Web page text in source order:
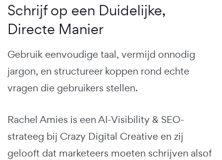
Schrijf op een Duidelijke,
Directe Manier
Gebruik eenvoudige taal, vermijd onnodig
jargon, en structureer koppen rond echte
vragen die gebruikers stellen.
Rachel Amies is een AI-Visibility & SEO-
strateeg bij Crazy Digital Creative en zij
gelooft dat marketeers moeten schrijven alsof